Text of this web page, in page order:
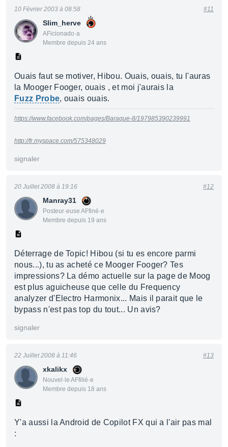
Slim_herve
AFicionado·a
Membre depuis 24 ans
10 Février 2003 à 08:58 #11
Ouais faut se motiver, Hibou. Ouais, ouais, tu l'auras
la Mooger Fooger, ouais , et moi j'aurais la
Fuzz Probe, ouais ouais.
https://www.facebook.com/pages/Baraque-8/197985390239991
http://fr.myspace.com/575348029
signaler
Manray31
Posteur·euse AFfiné·e
Membre depuis 19 ans
20 Juillet 2008 à 19:16 #12
Déterrage de Topic! Hibou (si tu es encore parmi
nous...), tu as acheté ce Mooger Fooger? Tes
impressions? La démo actuelle sur la page de Moog
est plus aguicheuse que celle du Frequency
analyzer d'Electro Harmonix... Mais il parait que le
bypass n'est pas top du tout... Un avis?
signaler
xkalikx
Nouvel·le AFfilié·e
Membre depuis 18 ans
22 Juillet 2008 à 11:46 #13
Y'a aussi la Android de Copilot FX qui a l'air pas mal
: